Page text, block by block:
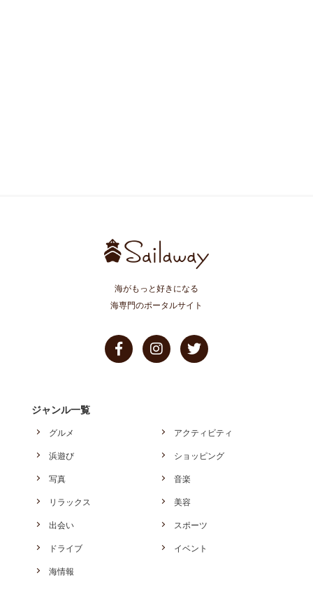
海がもっと好きになる
海専門のポータルサイト
ジャンル一覧
グルメ アクティビティ
浜遊び ショッピング
写真 音楽
リラックス 美容
出会い スポーツ
ドライブ イベント
海情報